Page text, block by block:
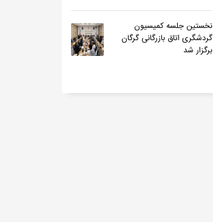
نخستین جلسه کمیسیون
گردشگری اتاق بازرگانی گرگان
برگزار شد